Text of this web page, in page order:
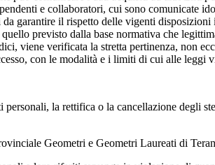
e collaboratori, cui sono comunicate
garantire il rispetto delle vigenti
previsto dalla base normativa che
viene verificata la stretta pertinenza, non
con le modalità e i limiti di cui alle leggi
la rettifica o la cancellazione degli
Geometri e Geometri Laureati di